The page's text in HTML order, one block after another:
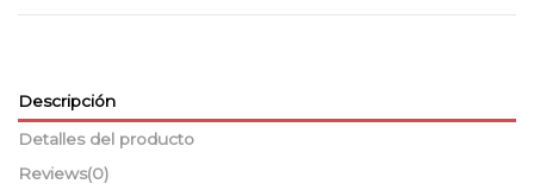
Descripción
Detalles del producto
Reviews(0)